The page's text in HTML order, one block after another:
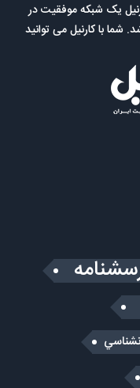
یک شبکه موفقیت در
با کارنیل می توانید